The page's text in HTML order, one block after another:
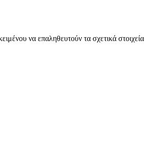
να επαληθευτούν τα σχετικά